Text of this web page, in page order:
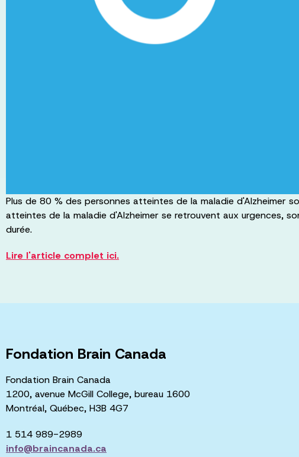
Plus de 80 % des personnes atteintes de la maladie d'Alzheimer
atteintes de la maladie d'Alzheimer se retrouvent aux urgences,
durée.
Lire l'article complet ici.
Fondation Brain Canada
Fondation Brain Canada
1200, avenue McGill College, bureau 1600
Montréal, Québec, H3B 4G7
1 514 989-2989
info@braincanada.ca